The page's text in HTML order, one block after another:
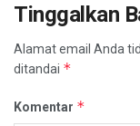
Tinggalkan
Alamat email Anda
ditandai *
Komentar *